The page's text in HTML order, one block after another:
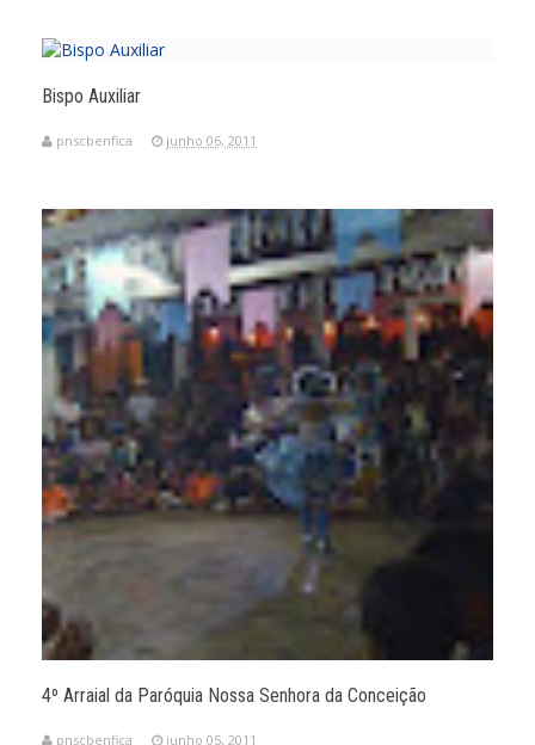
Bispo Auxiliar
pnscbenfica junho 06, 2011
4º Arraial da Paróquia Nossa Senhora da Conceição
pnscbenfica junho 05, 2011